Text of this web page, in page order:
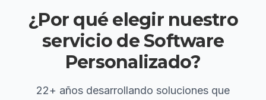
¿Por qué elegir nuestro
servicio deSoftware
Personalizado?
22+ años desarrollando soluciones que